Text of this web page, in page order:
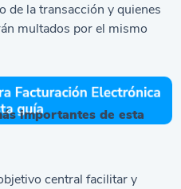
de la transacción y quienes
multados por el mismo
importantes de esta
central facilitar y